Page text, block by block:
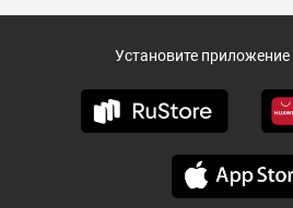
Установите